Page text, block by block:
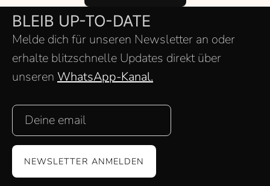
BLEIB UP-TO-DATE
Melde dich für unseren Newsletter an oder
erhalte blitzschnelle Updates direkt über
unseren WhatsApp-Kanal.
NEWSLETTER ANMELDEN